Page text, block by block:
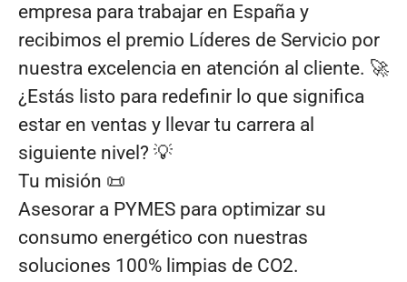
empresa para trabajar en España y
recibimos el premio Líderes de Servicio por
nuestra excelencia en atención al cliente. 🚀
¿Estás listo para redefinir lo que significa
estar en ventas y llevar tu carrera al
siguiente nivel? 💡
Tu misión 📜
Asesorar a PYMES para optimizar su
consumo energético con nuestras
soluciones 100% limpias de CO2.